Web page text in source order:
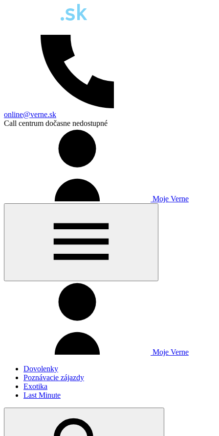
online@verne.sk
Call centrum dočasne nedostupné
Moje Verne
Moje Verne
Dovolenky
Poznávacie zájazdy
Exotika
Last Minute